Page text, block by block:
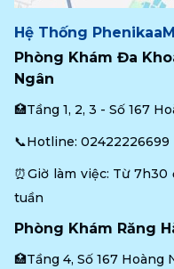
Hệ Thống
Phòng Khám Đa
Ngân
🏥Tầng 1, 2, 3 - Số 167
📞Hotline: 02422226699
⏰Giờ làm việc: Từ
tuần
Phòng Khám Răng
🏥Tầng 4, Số 167 Hoàng